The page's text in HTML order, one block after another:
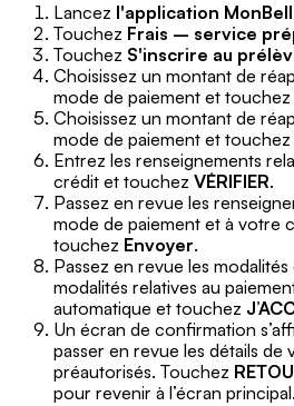
Lancez l'application MonBell
Touchez Frais – service
Touchez S'inscrire au
Choisissez un montant de
mode de paiement et touchez
Choisissez un montant de
mode de paiement et touchez
Entrez les renseignements
crédit et touchez VÉRIFIER.
Passez en revue les
mode de paiement et à votre
touchez Envoyer.
Passez en revue les
modalités relatives au
automatique et touchez
Un écran de confirmation
passer en revue les détails de
préautorisés. Touchez
pour revenir à l’écran principal.